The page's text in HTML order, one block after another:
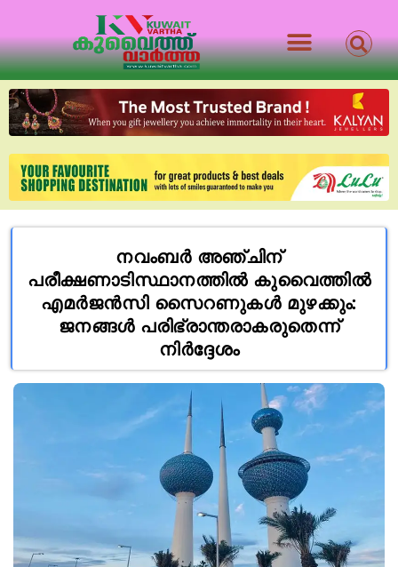
നവംബർ അഞ്ചിന്
പരീക്ഷണാടിസ്ഥാനത്തിൽ കുവൈത്തിൽ
എമർജൻസി സൈറണുകൾ മുഴക്കും:
ജനങ്ങൾ പരിഭ്രാന്തരാകരുതെന്ന്
നിർദ്ദേശം